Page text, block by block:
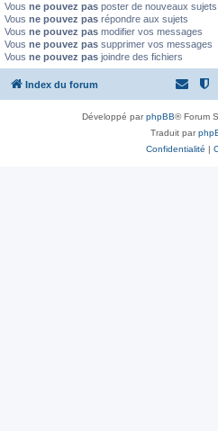
Vous ne pouvez pas poster de nouveaux sujets
Vous ne pouvez pas répondre aux sujets
Vous ne pouvez pas modifier vos messages
Vous ne pouvez pas supprimer vos messages
Vous ne pouvez pas joindre des fichiers
Index du forum
Développé parphpBB® Forum
Traduit par
Confidentialité |